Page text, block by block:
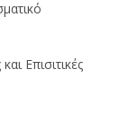
Επισιτικές